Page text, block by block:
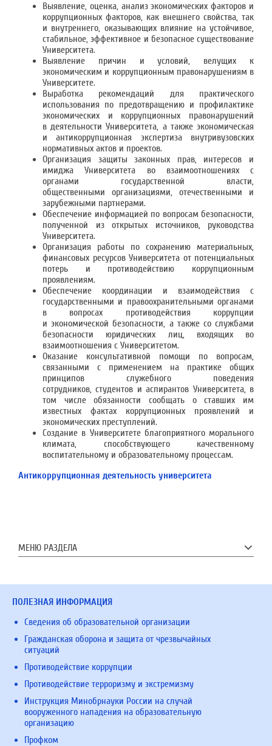
Выявление, оценка, анализ экономических факторов и
коррупционных факторов, как внешнего свойства, так
и внутреннего, оказывающих влияние на устойчивое,
стабильное, эффективное и безопасное существование
Университета.
Выявление причин и условий, велущих к
экономическим и коррупционным правонарушениям в
Университете.
Выработка рекомендаций для практического
использования по предотвращению и профилактике
экономических и коррупционных правонарушений
в деятельности Университета, а также экономическая
и антикоррупционная экспертиза внутривузовских
нормативных актов и проектов.
Организация защиты законных прав, интересов и
имиджа Университета во взаимоотношениях с
органами государственной власти,
общественными организациями, отечественными и
зарубежными партнерами.
Обеспечение информацией по вопросам безопасности,
полученной из открытых источников, руководства
Университета.
Организация работы по сохранению материальных,
финансовых ресурсов Университета от потенциальных
потерь и противодействию коррупционным
проявлениям.
Обеспечение координации и взаимодействия с
государственными и правоохранительными органами
в вопросах противодействия коррупции
и экономической безопасности, а также со службами
безопасности юридических лиц, входящих во
взаимоотношения с Университетом.
Оказание консультативной помощи по вопросам,
связанными с применением на практике общих
принципов служебного поведения
сотрудников, студентов и аспирантов Университета, в
том числе обязанности сообщать о ставших им
известных фактах коррупционных проявлений и
экономических преступлений.
Создание в Университете благоприятного морального
климата, способствующего качественному
воспитательному и образовательному процессам.
Антикоррупционная деятельность университета
МЕНЮ РАЗДЕЛА
ПОЛЕЗНАЯ ИНФОРМАЦИЯ
Сведения об образовательной организации
Гражданская оборона и защита от чрезвычайных
ситуаций
Противодействие коррупции
Противодействие терроризму и экстремизму
Инструкция Минобрнауки России на случай
вооруженного нападения на образовательную
организацию
Профком